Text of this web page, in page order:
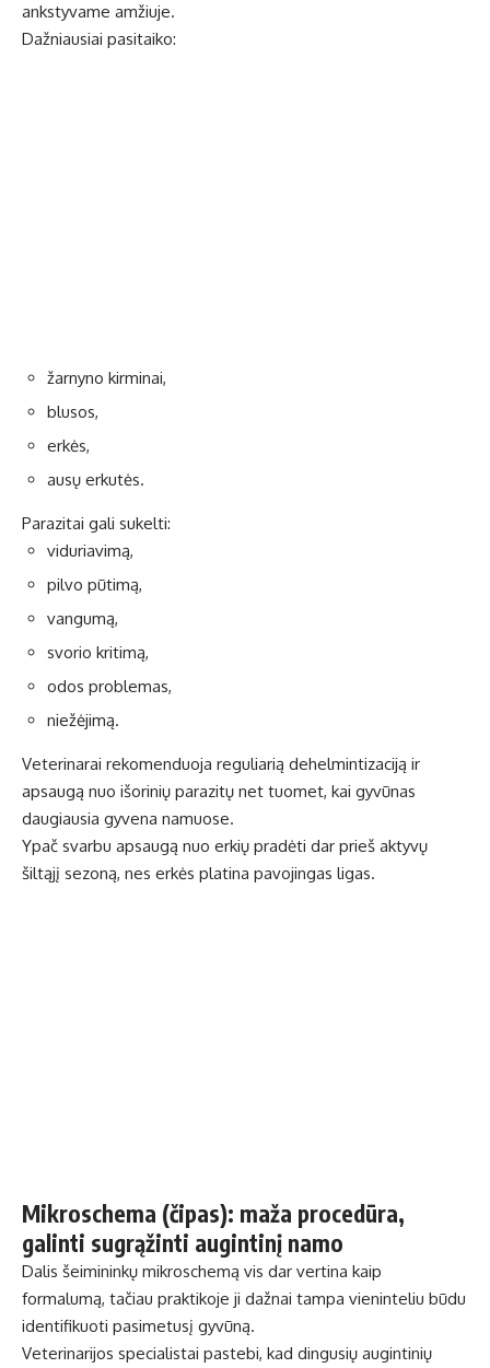
ankstyvame amžiuje.
Dažniausiai pasitaiko:
žarnyno kirminai,
blusos,
erkės,
ausų erkutės.
Parazitai gali sukelti:
viduriavimą,
pilvo pūtimą,
vangumą,
svorio kritimą,
odos problemas,
niežėjimą.
Veterinarai rekomenduoja reguliarią dehelmintizaciją ir
apsaugą nuo išorinių parazitų net tuomet, kai gyvūnas
daugiausia gyvena namuose.
Ypač svarbu apsaugą nuo erkių pradėti dar prieš aktyvų
šiltąjį sezoną, nes erkės platina pavojingas ligas.
Mikroschema (čipas): maža procedūra,
galinti sugrąžinti augintinį namo
Dalis šeimininkų mikroschemą vis dar vertina kaip
formalumą, tačiau praktikoje ji dažnai tampa vieninteliu būdu
identifikuoti pasimetusį gyvūną.
Veterinarijos specialistai pastebi, kad dingusių augintinių